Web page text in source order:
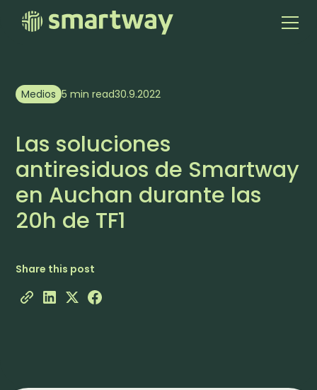
Medios 5 min read30.9.2022
Las soluciones
antiresiduos de Smartway
en Auchan durante las
20h de TF1
Share this post